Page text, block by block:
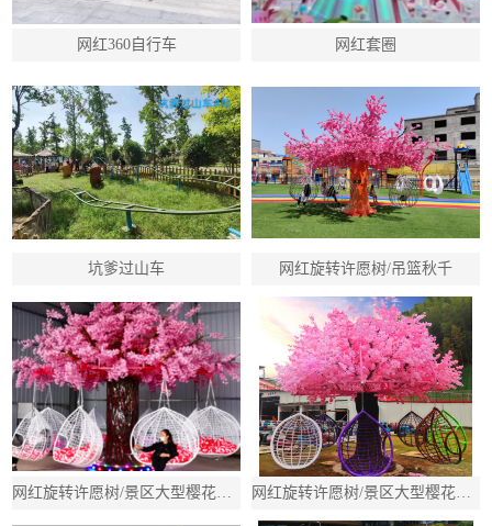
网红360自行车 网红套圈
坑爹过山车 网红旋转许愿树/吊篮秋千
网红旋转许愿树/景区大型樱花树秋千/吊篮多人旋转秋千 网红旋转许愿树/景区大型樱花树秋千/吊篮多人旋转秋千